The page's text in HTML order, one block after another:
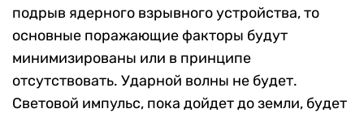
подрыв ядерного взрывного устройства, то
основные поражающие факторы будут
минимизированы или в принципе
отсутствовать. Ударной волны не будет.
Световой импульс, пока дойдет до земли, будет